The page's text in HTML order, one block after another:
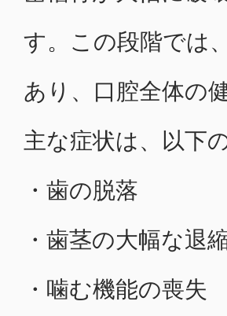
す。この段階では
あり、口腔全体の
主な症状は、以下
・歯の脱落
・歯茎の大幅な退
・噛む機能の喪失